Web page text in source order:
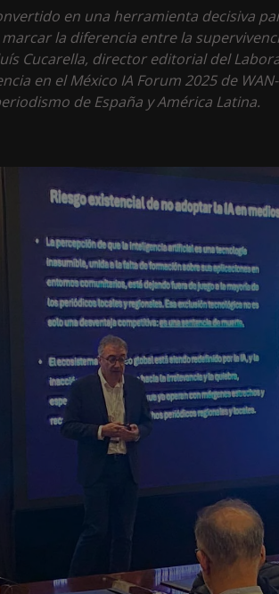
en una herramienta decisiva
la diferencia entre la
Cucarella, director editorial del
en el México IA Forum 2025 de
de España y América Latina.